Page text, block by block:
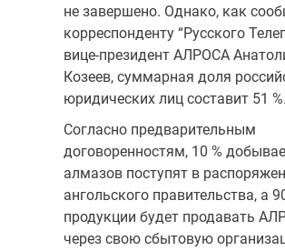
не завершено. Однако, как
корреспонденту “Русского
вице-президент АЛРОСА
Козеев, суммарная доля
юридических лиц составит 51 %.
Согласно предварительным
договоренностям, 10 %
алмазов поступят в
ангольского правительства, а
продукции будет продавать
через свою сбытовую